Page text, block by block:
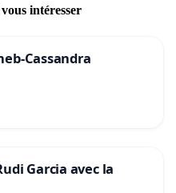
intéresser
Cassandra
Garcia avec la